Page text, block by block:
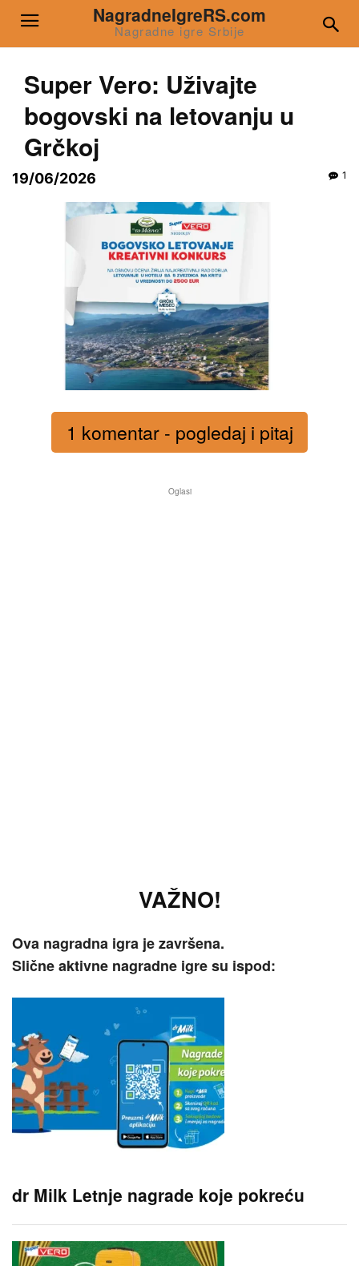
NagradneIgreRS.com
Nagradne igre Srbije
Super Vero: Uživajte
bogovski na letovanju u
Grčkoj
19/06/2026 1
1 komentar - pogledaj i pitaj
Oglasi
VAŽNO!
Ova nagradna igra je završena.
Slične aktivne nagradne igre su ispod:
dr Milk Letnje nagrade koje pokreću